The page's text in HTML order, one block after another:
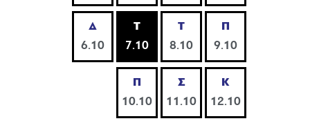
Δ
6.10
Τ
7.10
Τ
8.10
Π
9.10
Π
10.10
Σ
11.10
Κ
12.10